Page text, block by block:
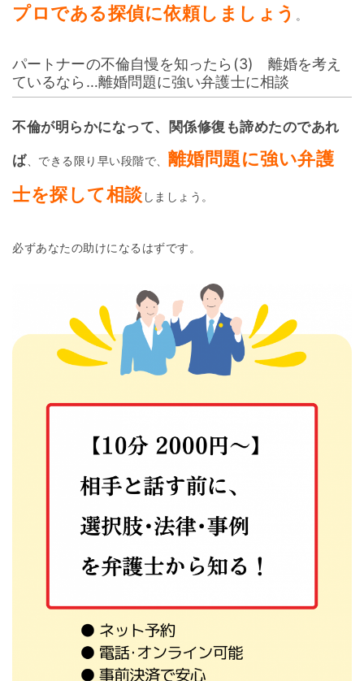
プロである探偵に依頼しましょう 。
パートナーの不倫自慢を知ったら(3) 離婚を考え
ているなら…離婚問題に強い弁護士に相談
不倫が明らかになって、 関係修復も諦めたのであれ
ば、できる限り早い段階で、 離婚問題に強い弁護
士を探して相談 しましょう。
必ずあなたの助けになるはずです。